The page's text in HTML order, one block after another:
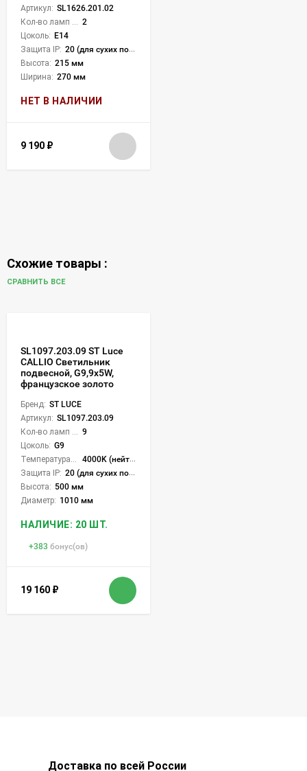
Артикул: SL1626.201.02
2
Цоколь: E14
Защита IP: 20 (для сухих пом.)
Высота: 215 мм
Ширина: 270 мм
НЕТ В НАЛИЧИИ
9 190 ₽
Схожие товары :
СРАВНИТЬ ВСЕ
SL1097.203.09 ST Luce
CALLIO Светильник
подвесной, G9,9х5W,
французское золото
Бренд: ST LUCE
Артикул: SL1097.203.09
9
Цоколь: G9
4000K (нейтральный)
Защита IP: 20 (для сухих пом.)
Высота: 500 мм
Диаметр: 1010 мм
НАЛИЧИЕ: 20 ШТ.
+383 бонус(ов)
19 160 ₽
Доставка по всей России